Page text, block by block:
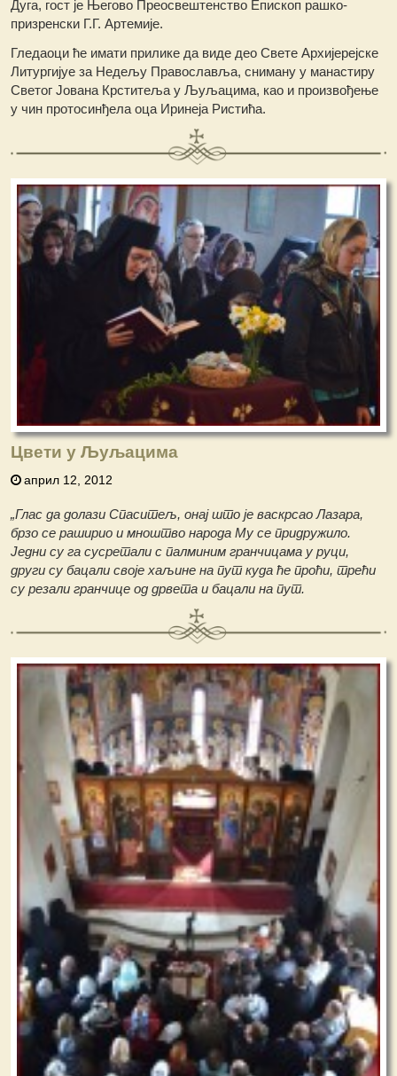
Дуга, гост је Његово Преосвештенство Епископ рашко-
призренски Г.Г. Артемије.
Гледаоци ће имати прилике да виде део Свете Архијерејске
Литургијуе за Недељу Православља, сниману у манастиру
Светог Јована Крститеља у Љуљацима, као и произвођење
у чин протосинђела оца Иринеја Ристића.
Цвети у Љуљацима
април 12, 2012
„Глас да долази Спаситељ, онај што је васкрсао Лазара,
брзо се раширио и мноштво народа Му се придружило.
Једни су га сусретали с палминим гранчицама у руци,
други су бацали своје хаљине на пут куда ће проћи, трећи
су резали гранчице од дрвета и бацали на пут.